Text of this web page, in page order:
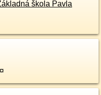
škola Pavla
¤